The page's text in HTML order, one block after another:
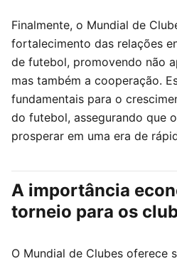
Finalmente, o Mundial de
fortalecimento das relações
de futebol, promovendo não
mas também a cooperação.
fundamentais para o
do futebol, assegurando que
prosperar em uma era de
A importância
torneio para os
O Mundial de Clubes oferece